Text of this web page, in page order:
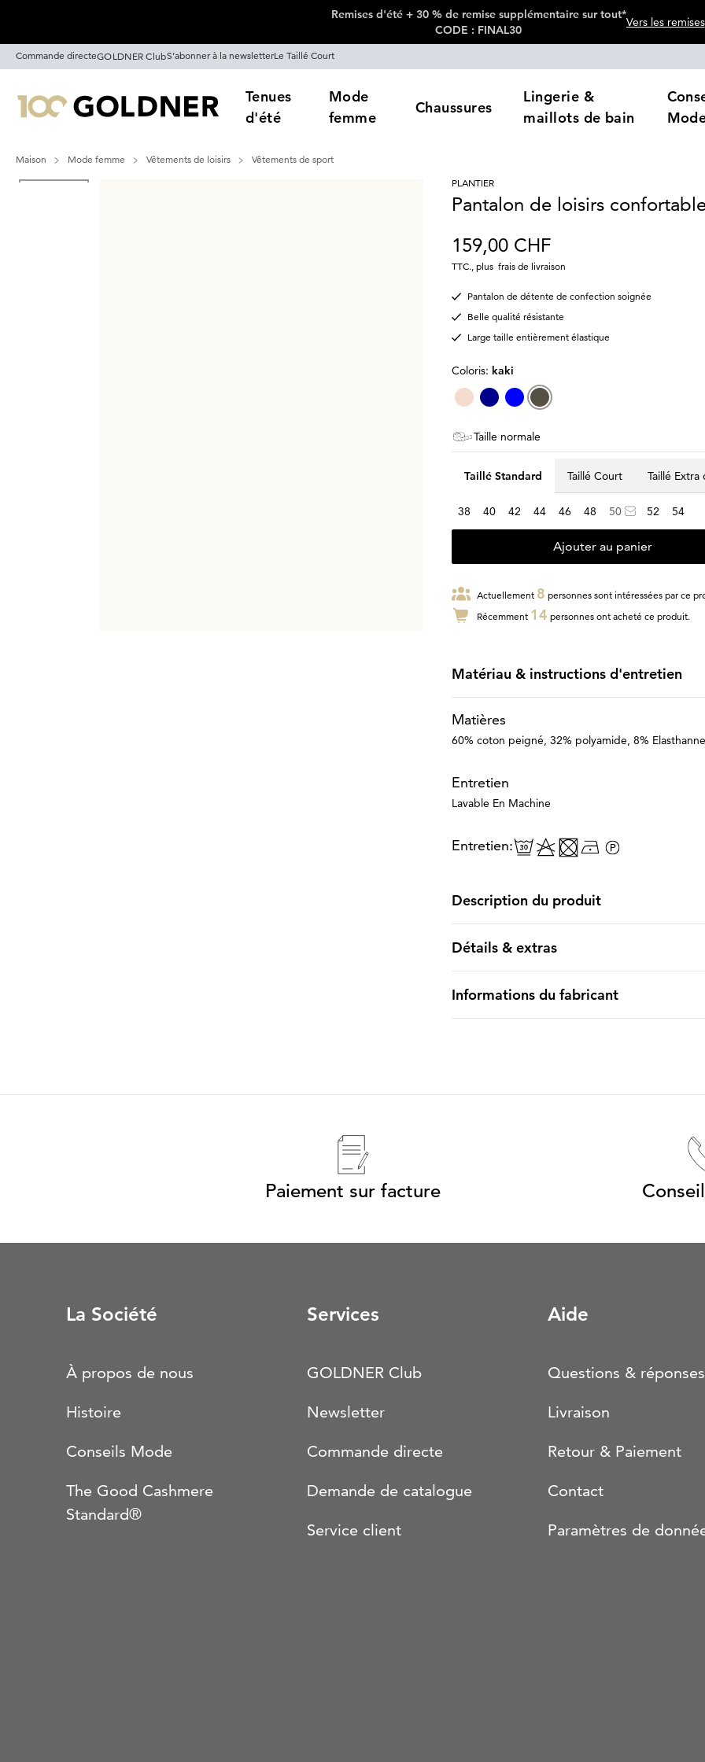
Remises d'été + 30 % de remise supplémentaire sur tout*
CODE : FINAL30
Vers les remises
Commande directeGOLDNER ClubS’abonner à la newsletterLe Taillé Court
Tenues
d'été
Mode
femme
Chaussures
Lingerie &
maillots de bain
Maison Mode femme Vêtements de loisirs
Vêtements de sport
PLANTIER
Pantalon de loisirs
159,00 CHF
TTC., plus frais de livraison
Pantalon de détente de confection soignée
Belle qualité résistante
Large taille entièrement élastique
Coloris: kaki
Taille normale
Taillé Standard Taillé Court Taillé Extra
38 40 42 44 46 48 50 52 54
Ajouter au panier
Actuellement 8 personnes sont intéressées par ce
Récemment 14 personnes ont acheté ce produit.
Matériau & instructions d'entretien
Matières
60% coton peigné, 32% polyamide, 8% Elasthanne
Entretien
Lavable En Machine
Entretien:
Description du produit
Détails & extras
Informations du fabricant
Paiement sur facture
La Société
À propos de nous
Histoire
Conseils Mode
The Good Cashmere
Standard®
Services
GOLDNER Club
Newsletter
Commande directe
Demande de catalogue
Service client
Aide
Questions & réponses
Livraison
Retour & Paiement
Contact
Paramètres de